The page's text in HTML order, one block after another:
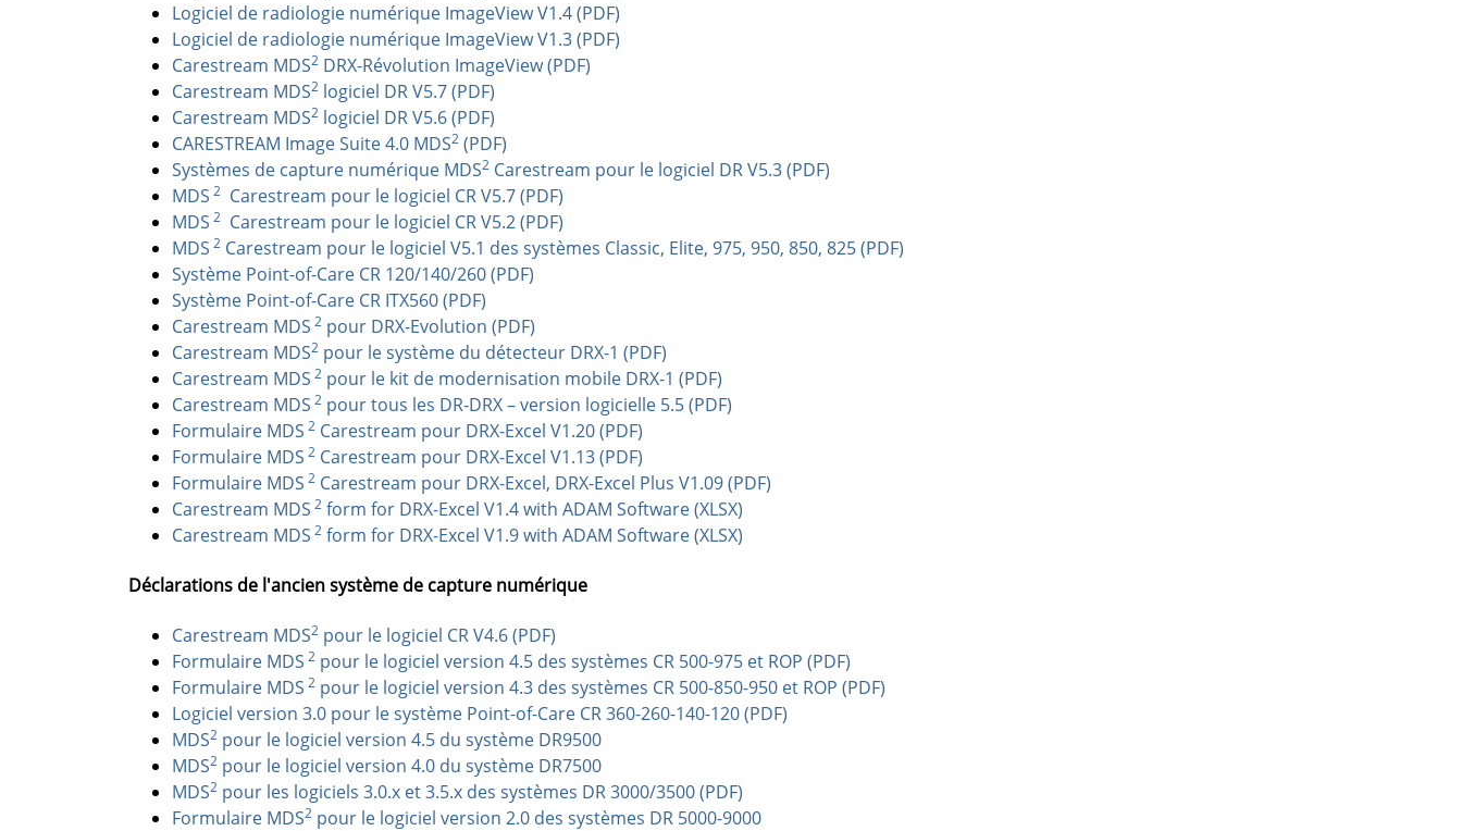
Logiciel de radiologie numérique ImageView V1.4 (PDF)
Logiciel de radiologie numérique ImageView V1.3 (PDF)
Carestream MDS2 DRX-Révolution ImageView (PDF)
Carestream MDS2 logiciel DR V5.7 (PDF)
Carestream MDS2 logiciel DR V5.6 (PDF)
CARESTREAM Image Suite 4.0 MDS2 (PDF)
Systèmes de capture numérique MDS2 Carestream pour le logiciel DR V5.3 (PDF)
MDS 2 Carestream pour le logiciel CR V5.7 (PDF)
MDS 2 Carestream pour le logiciel CR V5.2 (PDF)
MDS 2 Carestream pour le logiciel V5.1 des systèmes Classic, Elite, 975, 950, 850, 825 (PDF)
Système Point-of-Care CR 120/140/260 (PDF)
Système Point-of-Care CR ITX560 (PDF)
Carestream MDS 2 pour DRX-Evolution (PDF)
Carestream MDS2 pour le système du détecteur DRX-1 (PDF)
Carestream MDS 2 pour le kit de modernisation mobile DRX-1 (PDF)
Carestream MDS 2 pour tous les DR-DRX – version logicielle 5.5 (PDF)
Formulaire MDS 2 Carestream pour DRX-Excel V1.20 (PDF)
Formulaire MDS 2 Carestream pour DRX-Excel V1.13 (PDF)
Formulaire MDS 2 Carestream pour DRX-Excel, DRX-Excel Plus V1.09 (PDF)
Carestream MDS 2 form for DRX-Excel V1.4 with ADAM Software (XLSX)
Carestream MDS 2 form for DRX-Excel V1.9 with ADAM Software (XLSX)
Déclarations de l'ancien système de capture numérique
Carestream MDS2 pour le logiciel CR V4.6 (PDF)
Formulaire MDS 2 pour le logiciel version 4.5 des systèmes CR 500-975 et ROP (PDF)
Formulaire MDS 2 pour le logiciel version 4.3 des systèmes CR 500-850-950 et ROP (PDF)
Logiciel version 3.0 pour le système Point-of-Care CR 360-260-140-120 (PDF)
MDS2 pour le logiciel version 4.5 du système DR9500
MDS2 pour le logiciel version 4.0 du système DR7500
MDS2 pour les logiciels 3.0.x et 3.5.x des systèmes DR 3000/3500 (PDF)
Formulaire MDS2 pour le logiciel version 2.0 des systèmes DR 5000-9000